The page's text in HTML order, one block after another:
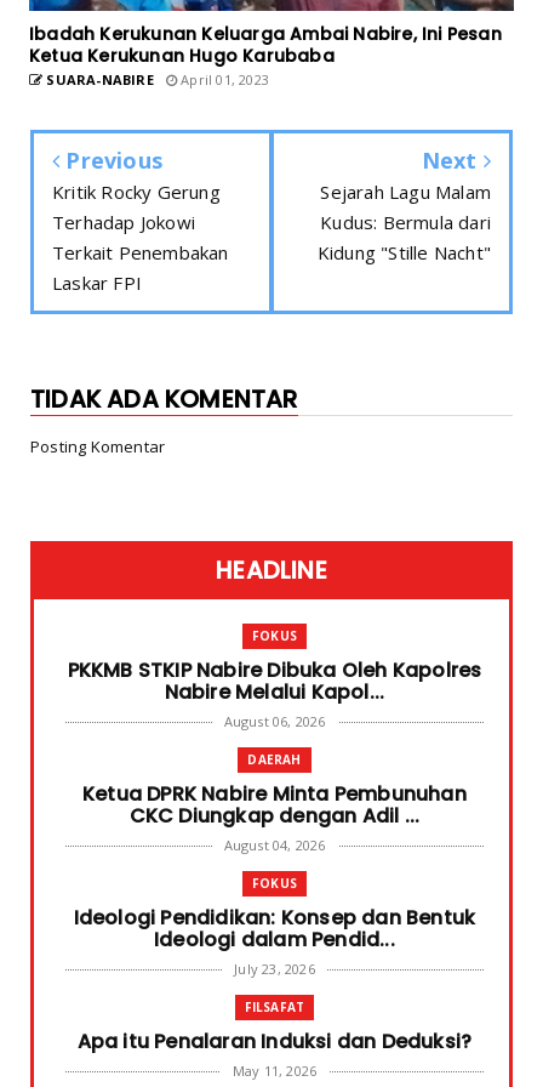
Ibadah Kerukunan Keluarga Ambai Nabire, Ini Pesan
Ketua Kerukunan Hugo Karubaba
SUARA-NABIRE April 01, 2023
Previous
Kritik Rocky Gerung
Terhadap Jokowi
Terkait Penembakan
Laskar FPI
Next
Sejarah Lagu Malam
Kudus: Bermula dari
Kidung "Stille Nacht"
TIDAK ADA KOMENTAR
Posting Komentar
HEADLINE
FOKUS
PKKMB STKIP Nabire Dibuka Oleh Kapolres
Nabire Melalui Kapol...
August 06, 2026
DAERAH
Ketua DPRK Nabire Minta Pembunuhan
CKC Diungkap dengan Adil ...
August 04, 2026
FOKUS
Ideologi Pendidikan: Konsep dan Bentuk
Ideologi dalam Pendid...
July 23, 2026
FILSAFAT
Apa itu Penalaran Induksi dan Deduksi?
May 11, 2026